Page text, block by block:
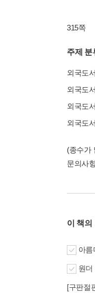
315쪽
주제 분
외국도
외국도
외국도
외국도
(종수가
문의사
이 책의
아름
원더
[구판절